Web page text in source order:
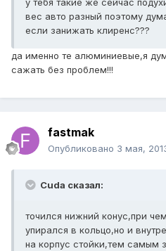
у тебя такие же сейчас
вес авто разный поэтому
если занижать клиренс???
да именно те алюминиевые,я
сажать без проблем!!!
fastmak
Опубликовано 3 мая,
Cuda сказал:
точился нижний конус,при
упирался в кольцо,но и
на корпус стойки,тем самым